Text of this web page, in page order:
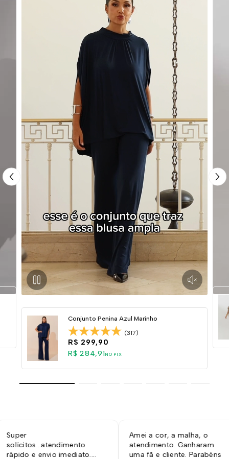
Conjunto Penina Azul Marinho
(317)
R$ 299,90
R$ 284,91NO PIX
e envio imediato.
Amei a cor, a malha, o
atendimento. Ganharam
uma fã e cliente. Parabéns